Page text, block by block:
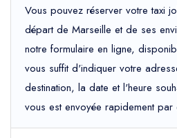
Vous pouvez réserver votre taxi
départ de Marseille et de ses
notre formulaire en ligne,
vous suffit d'indiquer votre
destination, la date et l'heure
vous est envoyée rapidement par